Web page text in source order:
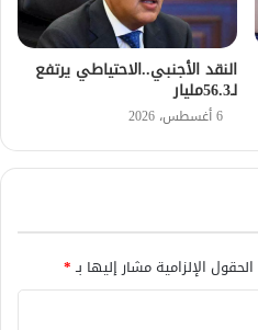
النقد الأجنبي..الاحتياطي يرتفع
لـ56.3مليار
6 أغسطس، 2026
الحقول الإلزامية مشار إليها بـ*